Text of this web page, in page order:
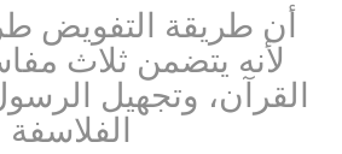
أن طريقة التفويض
لأنه يتضمن ثلاث
القرآن، وتجهيل
الفلاسفة